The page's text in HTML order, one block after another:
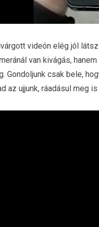
videón elég jól
van kivágás,
Gondoljunk csak bele,
az ujjunk, ráadásul meg